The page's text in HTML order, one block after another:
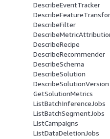
DescribeEventTracker
DescribeFilter
DescribeRecipe
DescribeRecommender
DescribeSchema
DescribeSolution
DescribeSolutionVersion
GetSolutionMetrics
ListBatchInferenceJobs
ListBatchSegmentJobs
ListCampaigns
ListDataDeletionJobs